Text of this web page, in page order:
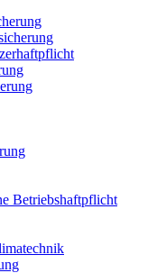
Betriebshaftpflicht